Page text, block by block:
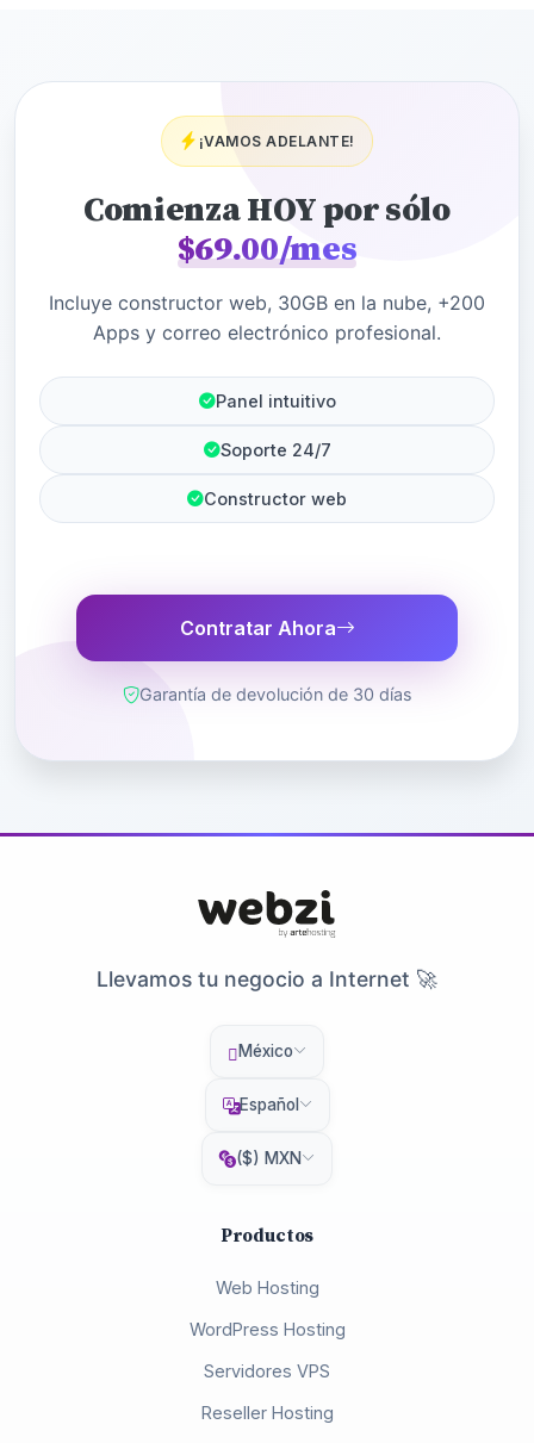
¡VAMOS ADELANTE!
Comienza HOY por sólo
$69.00/mes
Incluye constructor web, 30GB en la nube, +200
Apps y correo electrónico profesional.
Panel intuitivo
Soporte 24/7
Constructor web
Contratar Ahora
Garantía de devolución de 30 días
Llevamos tu negocio a Internet 🚀
México
Español
($) MXN
Productos
Web Hosting
WordPress Hosting
Servidores VPS
Reseller Hosting